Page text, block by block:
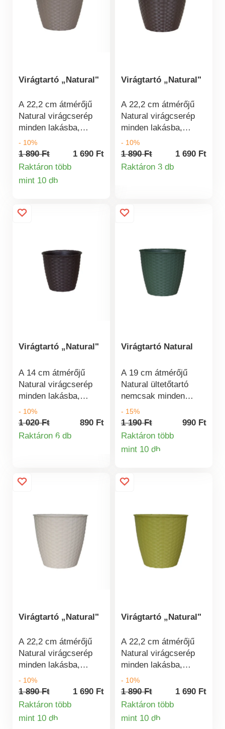
Virágtartó „Natural"
A 22,2 cm átmérőjű
Natural virágcserép
minden lakásba,
erkélyre és teraszra
ideális választás. A
virágok vagy
bármelyikben remekül
Méretek: átmérője
22,2 cm, magassága
rattan utánzattal.
Olasz minőség Széles
színválaszték.
- 10%
1 890 Ft
1 690 Ft
Raktáron több
mint 10 dbTermékinformációk
Virágtartó „Natural"
A 22,2 cm átmérőjű
Natural virágcserép
minden lakásba,
erkélyre és teraszra
ideális választás. A
virágok vagy
Méretek: átmérője
22,2 cm, magassága
rattan utánzattal.
Olasz minőség Széles
színválaszték.
- 10%
1 890 Ft
1 690 Ft
Raktáron 3 db
Virágtartó „Natural"
A 14 cm átmérőjű
Natural virágcserép
minden lakásba,
erkélyre és teraszra
ideális választás. A
virágok vagy
Méretek: átmérője 14
cm, magassága 12,8
hatású ültetőedény
rattan utánzattal.
Olasz minőség,
széles színválaszték.
- 10%
1 020 Ft
890 Ft
Raktáron 6 dbTermékinformációk
Virágtartó Natural
A 19 cm átmérőjű
Natural ültetőtartó
nemcsak minden
otthonba, hanem
erkélyre és teraszra is
ideális. A virágok vagy
bármelyikben remekül
Méretek: átmérője 19
cm, magassága 12,8
Rattanutánzat Átmérő
19 cm, magasság 17,5
cm Olasz minőség
Színválaszték
- 15%
1 190 Ft
990 Ft
Raktáron több
mint 10 db
Virágtartó „Natural"
A 22,2 cm átmérőjű
Natural virágcserép
minden lakásba,
erkélyre és teraszra
ideális választás. A
virágok vagy
bármelyikben remekül
- 10%
1 890 Ft
1 690 Ft
Raktáron több
mint 10 dbTermékinformációk
Virágtartó „Natural"
A 22,2 cm átmérőjű
Natural virágcserép
minden lakásba,
erkélyre és teraszra
ideális választás. A
virágok vagy
bármelyikben remekül
- 10%
1 890 Ft
1 690 Ft
Raktáron több
mint 10 db